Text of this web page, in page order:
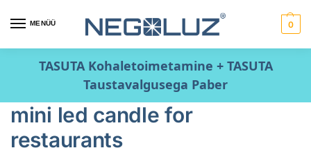
MENÜÜ 0
TASUTA Kohaletoimetamine + TASUTA
Taustavalgusega Paber
mini led candle for
restaurants